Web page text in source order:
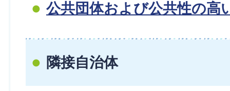
公共団体および公共性の高
隣接自治体